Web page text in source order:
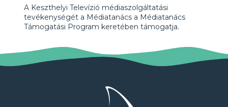
A Keszthelyi Televízió médiaszolgáltatási
tevékenységét a Médiatanács a Médiatanács
Támogatási Program keretében támogatja.